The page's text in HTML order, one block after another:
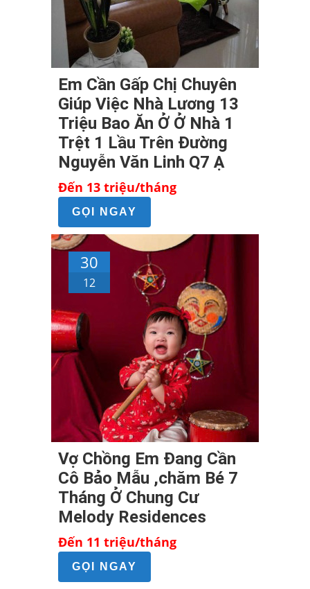
Em Cần Gấp Chị Chuyên
Giúp Việc Nhà Lương 13
Triệu Bao Ăn Ở Ở Nhà 1
Trệt 1 Lầu Trên Đường
Nguyễn Văn Linh Q7 Ạ
Đến 13 triệu/tháng
GỌI NGAY
30
12
Vợ Chồng Em Đang Cần
Cô Bảo Mẫu ,chăm Bé 7
Tháng Ở Chung Cư
Melody Residences
Đến 11 triệu/tháng
GỌI NGAY